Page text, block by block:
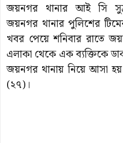
জয়নগর থানার আই সি
জয়নগর থানার পুলিশের
খবর পেয়ে শনিবার রাতে
এলাকা থেকে এক ব্যক্তিকে
জয়নগর থানায় নিয়ে আসা
(২৭)।